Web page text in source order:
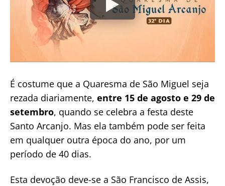
É costume que a Quaresma de São Miguel seja
rezada diariamente, entre 15 de agosto e 29 de
setembro, quando se celebra a festa deste
Santo Arcanjo. Mas ela também pode ser feita
em qualquer outra época do ano, por um
período de 40 dias.
Esta devoção deve-se a São Francisco de Assis,